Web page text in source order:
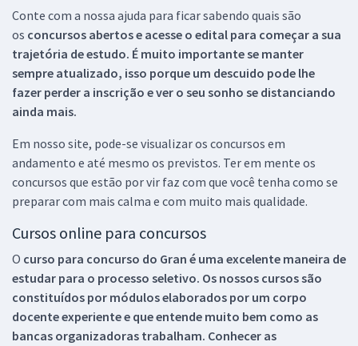
Conte com a nossa ajuda para ficar sabendo quais são
os concursos abertos e acesse o edital para começar a sua
trajetória de estudo. É muito importante se manter
sempre atualizado, isso porque um descuido pode lhe
fazer perder a inscrição e ver o seu sonho se distanciando
ainda mais.
Em nosso site, pode-se visualizar os concursos em
andamento e até mesmo os previstos. Ter em mente os
concursos que estão por vir faz com que você tenha como se
preparar com mais calma e com muito mais qualidade.
Cursos online para concursos
O curso para concurso do Gran é uma excelente maneira de
estudar para o processo seletivo. Os nossos cursos são
constituídos por módulos elaborados por um corpo
docente experiente e que entende muito bem como as
bancas organizadoras trabalham. Conhecer as